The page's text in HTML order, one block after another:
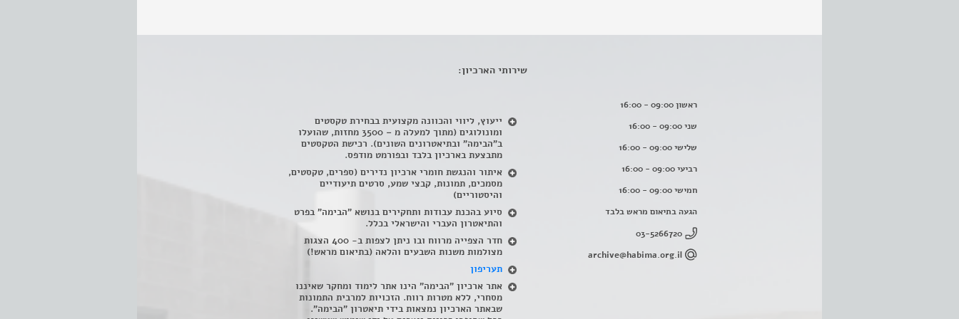
ראשון 09:00 - 16:00
שני 09:00 - 16:00
שלישי 09:00 - 16:00
רביעי 09:00 - 16:00
חמישי 09:00 - 16:00
הגעה בתיאום מראש בלבד
03-5266720
archive@habima.org.il
שירותי הארכיון:
ייעוץ, ליווי והכוונה מקצועית בבחירת טקסטים
ומונולוגים (מתוך למעלה מ – 3500 מחזות, שהועלו
ב"הבימה" ובתיאטרונים השונים). רכישת הטקסטים
מתבצעת בארכיון בלבד ובפורמט מודפס.
איתור והנגשת חומרי ארכיון נדירים (ספרים, טקסטים,
מסמכים, תמונות, קבצי שמע, סרטים תיעודיים
והיסטוריים)
סיוע בהכנת עבודות ותחקירים בנושא "הבימה" בפרט
והתיאטרון העברי והישראלי בכלל.
חדר הצפייה מרווח ובו ניתן לצפות ב- 400 הצגות
מצולמות משנות השבעים והלאה (בתיאום מראש!)
תעריפון
אתר ארכיון "הבימה" הינו אתר לימוד ומחקר שאיננו
מסחרי, ללא מטרות רווח. הזכויות למרבית התמונות
שבאתר הארכיון נמצאות בידי תיאטרון "הבימה".